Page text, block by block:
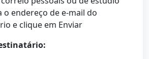
endereço de e-mail do
e clique em Enviar